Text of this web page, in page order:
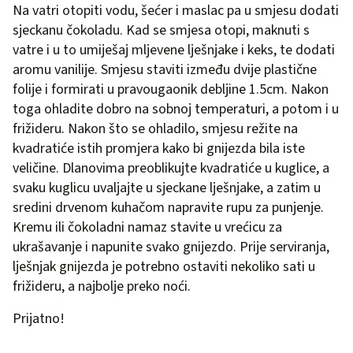
Na vatri otopiti vodu, šećer i maslac pa u smjesu dodati
sjeckanu čokoladu. Kad se smjesa otopi, maknuti s
vatre i u to umiješaj mljevene lješnjake i keks, te dodati
aromu vanilije. Smjesu staviti između dvije plastične
folije i formirati u pravougaonik debljine 1.5cm. Nakon
toga ohladite dobro na sobnoj temperaturi, a potom i u
frižideru. Nakon što se ohladilo, smjesu režite na
kvadratiće istih promjera kako bi gnijezda bila iste
veličine. Dlanovima preoblikujte kvadratiće u kuglice, a
svaku kuglicu uvaljajte u sjeckane lješnjake, a zatim u
sredini drvenom kuhačom napravite rupu za punjenje.
Kremu ili čokoladni namaz stavite u vrećicu za
ukrašavanje i napunite svako gnijezdo. Prije serviranja,
lješnjak gnijezda je potrebno ostaviti nekoliko sati u
frižideru, a najbolje preko noći.
Prijatno!